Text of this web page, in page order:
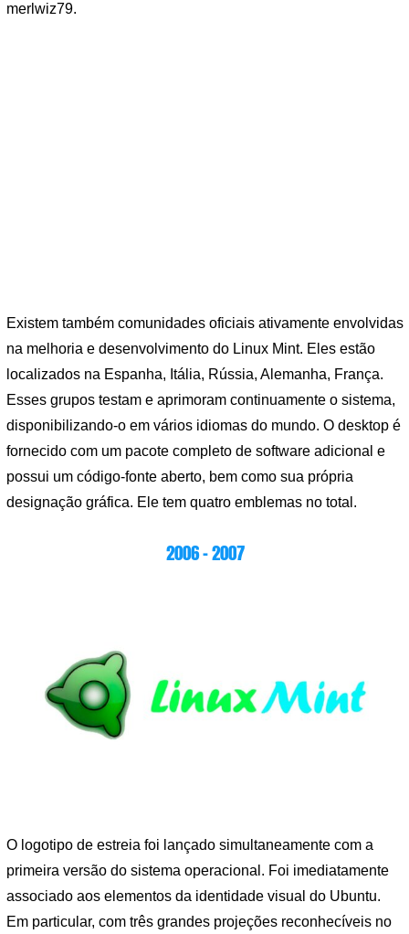
merlwiz79.
Existem também comunidades oficiais ativamente envolvidas
na melhoria e desenvolvimento do Linux Mint. Eles estão
localizados na Espanha, Itália, Rússia, Alemanha, França.
Esses grupos testam e aprimoram continuamente o sistema,
disponibilizando-o em vários idiomas do mundo. O desktop é
fornecido com um pacote completo de software adicional e
possui um código-fonte aberto, bem como sua própria
designação gráfica. Ele tem quatro emblemas no total.
2006 – 2007
O logotipo de estreia foi lançado simultaneamente com a
primeira versão do sistema operacional. Foi imediatamente
associado aos elementos da identidade visual do Ubuntu.
Em particular, com três grandes projeções reconhecíveis no